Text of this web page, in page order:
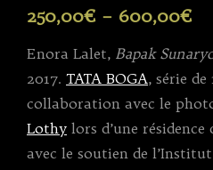
250,00€– 600,00€
Enora Lalet, Bapak
2017. TATA BOGA, série
collaboration avec le
Lothy lors d’une résidence
avec le soutien de